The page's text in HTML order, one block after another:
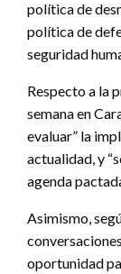
política de
política de
seguridad
Respecto a la
semana en
evaluar” la
actualidad, y
agenda
Asimismo,
oportunidad